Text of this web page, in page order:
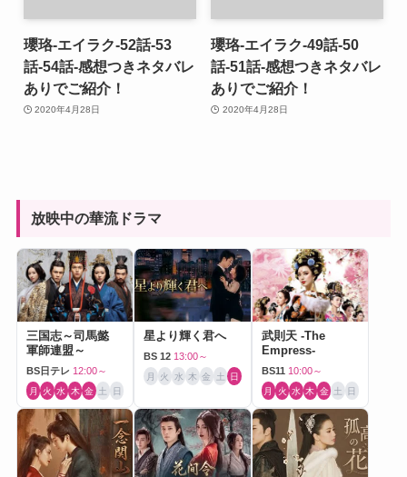
瓔珞-エイラク-52話-53
話-54話-感想つきネタバレ
ありでご紹介！
2020年4月28日
瓔珞-エイラク-49話-50
話-51話-感想つきネタバレ
ありでご紹介！
2020年4月28日
放映中の華流ドラマ
三国志～司馬懿
軍師連盟～
BS日テレ 12:00～
月 火 水 木 金 土 日
星より輝く君へ
BS 12 13:00～
月 火 水 木 金 土 日
武則天 -The
Empress-
BS11 10:00～
月 火 水 木 金 土 日